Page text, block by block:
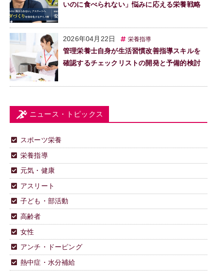
いのに食べられない」悩みに応える栄養戦略
2026年04月22日 栄養指導
管理栄養士自身が生活習慣改善指導スキルを
確認するチェックリストの開発と予備的検討
ニュース・トピックス
スポーツ栄養
栄養指導
元気・健康
アスリート
子ども・部活動
高齢者
女性
アンチ・ドーピング
熱中症・水分補給